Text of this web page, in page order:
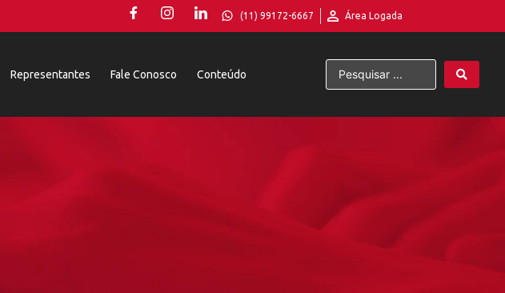
(11) 99172-6667 Área Logada
Representantes Fale Conosco Conteúdo